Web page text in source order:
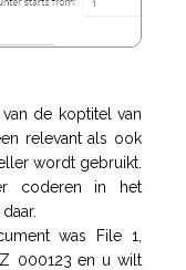
de koptitel van
relevant als ook
wordt gebruikt.
coderen in het
was File 1,
000123 en u wilt